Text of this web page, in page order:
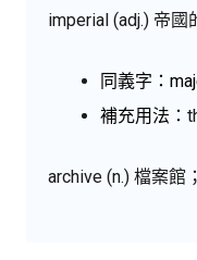
imperial (adj.) 帝國
同義字：
補充用法：
archive (n.) 檔案館